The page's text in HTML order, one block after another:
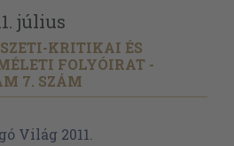
július
KRITIKAI ÉS
FOLYÓIRAT -
7. SZÁM